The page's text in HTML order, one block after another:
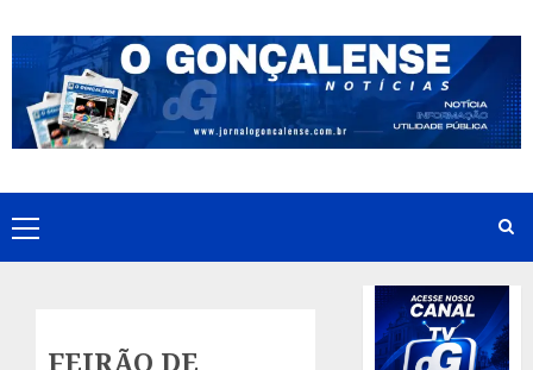
to
content
Primary
Menu
FEIRÃO DE